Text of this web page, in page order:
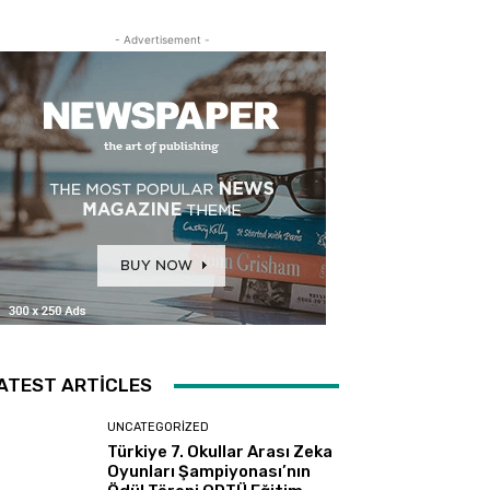
- Advertisement -
ARTICLES
UNCATEGORIZED
Türkiye 7. Okullar Arası Zeka
Oyunları Şampiyonası’nın